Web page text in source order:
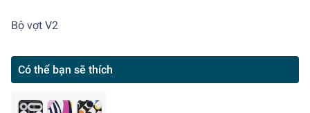
Bộ vợt V2
Có thể bạn sẽ thích